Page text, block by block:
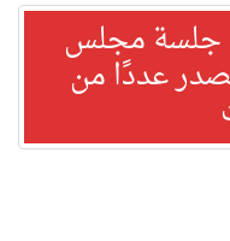
جلسة مجلس
عددًا من